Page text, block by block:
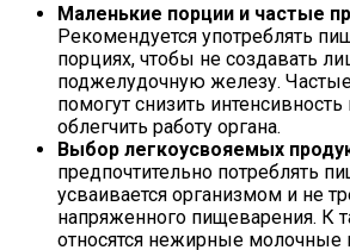
Маленькие порции и частые
Рекомендуется употреблять
порциях, чтобы не создавать
поджелудочную железу.
помогут снизить
облегчить работу органа.
Выбор легкоусвояемых
предпочтительно потреблять
усваивается организмом и не
напряженного пищеварения. К
относятся нежирные молочные